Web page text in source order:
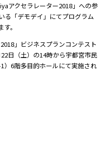
アクセラレーター2018」への参
る「デモデイ」にてプログラム
。
」ビジネスプランコンテスト
日（土）の14時から宇都宮市民
）6階多目的ホールにて実施され